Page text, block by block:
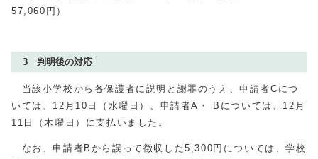
57,060 円）
3 判明後の対応
当該小学校から各保護者に説明と謝罪のうえ、申請者C につ
いては、 12 月 10 日（水曜日）、申請者A ・ B については、 12 月
11 日（木曜日）に支払いました。
なお、申請者Bから誤って徴収した5,300円については、学校